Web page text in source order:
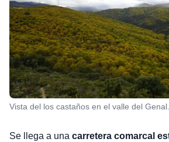
Vista del los castaños en el valle del
Se llega a una carretera comarcal